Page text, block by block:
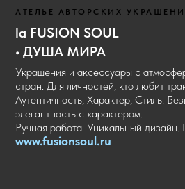
АТЕЛЬЕ АВТОРСКИХ
la FUSION SOUL
• ДУША МИРА
Украшения и аксессуары с
стран. Для личностей, кто любит
Аутентичность, Характер, Стиль.
элегантность с характером.
Ручная работа. Уникальный дизайн.
www.fusionsoul.ru